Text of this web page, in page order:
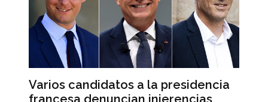
Varios candidatos a la presidencia
francesa denuncian injerencias